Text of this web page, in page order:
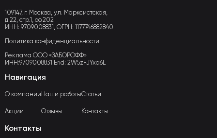
109147, г. Москва, ул. Марксистская,
д.22, стр.1, оф.202
ИНН: 9709008831, ОГРН: 1177746882840
Политика конфиденциальности
Реклама ООО «ЗАБОРОФФ»
ИНН:9709008831 Erid: 2W5zFJYxa6L
Навигация
О компании
Акции
Наши работы
Отзывы
Статьи
Контакты
Контакты